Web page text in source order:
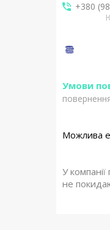
+380
У
не